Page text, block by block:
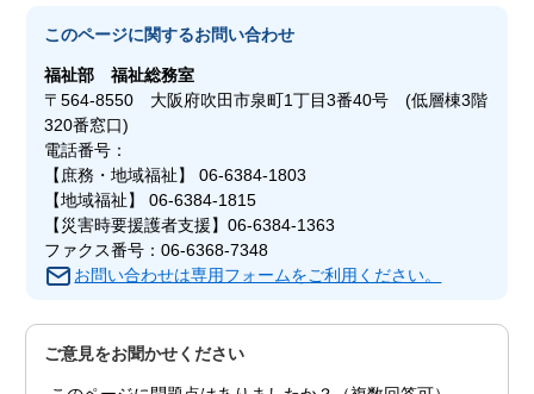
このページに関するお問い合わせ
福祉部福祉総務室
〒564-8550 大阪府吹田市泉町1丁目3番40号 (低層棟3階
320番窓口)
電話番号：
【庶務・地域福祉】 06-6384-1803
【地域福祉】 06-6384-1815
【災害時要援護者支援】06-6384-1363
ファクス番号：06-6368-7348
お問い合わせは専用フォームをご利用ください。
ご意見をお聞かせください